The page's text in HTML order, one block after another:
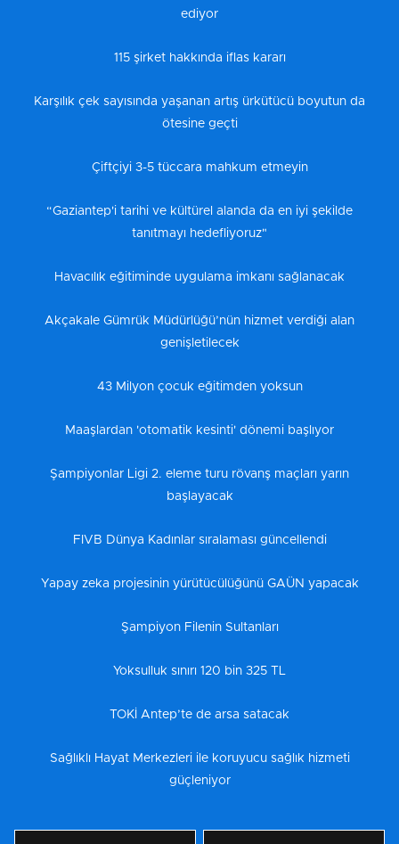
ediyor
115 şirket hakkında iflas kararı
Karşılık çek sayısında yaşanan artış ürkütücü boyutun da
ötesine geçti
Çiftçiyi 3-5 tüccara mahkum etmeyin
“Gaziantep'i tarihi ve kültürel alanda da en iyi şekilde
tanıtmayı hedefliyoruz"
Havacılık eğitiminde uygulama imkanı sağlanacak
Akçakale Gümrük Müdürlüğü’nün hizmet verdiği alan
genişletilecek
43 Milyon çocuk eğitimden yoksun
Maaşlardan 'otomatik kesinti' dönemi başlıyor
Şampiyonlar Ligi 2. eleme turu rövanş maçları yarın
başlayacak
FIVB Dünya Kadınlar sıralaması güncellendi
Yapay zeka projesinin yürütücülüğünü GAÜN yapacak
Şampiyon Filenin Sultanları
Yoksulluk sınırı 120 bin 325 TL
TOKİ Antep’te de arsa satacak
Sağlıklı Hayat Merkezleri ile koruyucu sağlık hizmeti
güçleniyor